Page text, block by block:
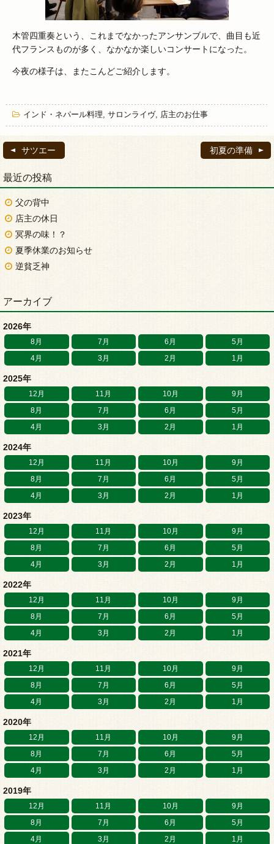
木管四重奏という、これまでなかったアンサンブルで、曲目も近
代フランスものが多く、なかなか楽しいコンサートになった。
今夜の様子は、またこんどご紹介します。
インド・ネパール料理, サロンライヴ, 店主のお仕事
サツエー 初夏の準備
最近の投稿
父の背中
店主の休日
冥界の味！？
夏季休業のお知らせ
逆貧乏神
アーカイブ
2026年
8月 7月 6月
5月
4月
3月 2月 1月
2025年
12月 11月 10月
9月
8月
7月 6月
5月
4月
3月 2月 1月
2024年
12月 11月 10月
9月
8月
7月 6月
5月
4月
3月 2月 1月
2023年
12月 11月 10月
9月
8月
7月 6月
5月
4月
3月 2月 1月
2022年
12月 11月 10月
9月
8月
7月 6月
5月
4月
3月 2月 1月
2021年
12月 11月 10月
9月
8月
7月 6月
5月
4月
3月 2月 1月
2020年
12月 11月 10月
9月
8月
7月 6月
5月
4月
3月 2月 1月
2019年
12月 11月 10月
9月
8月
7月 6月
5月
4月
3月 2月 1月